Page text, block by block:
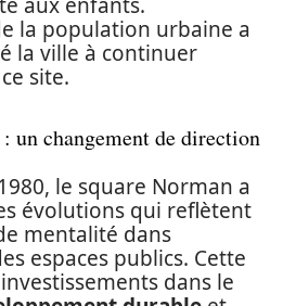
la population urbaine a
la ville à continuer
site.
: un changement de direction
le square Norman a
évolutions qui reflètent
mentalité dans
espaces publics. Cette
dans le